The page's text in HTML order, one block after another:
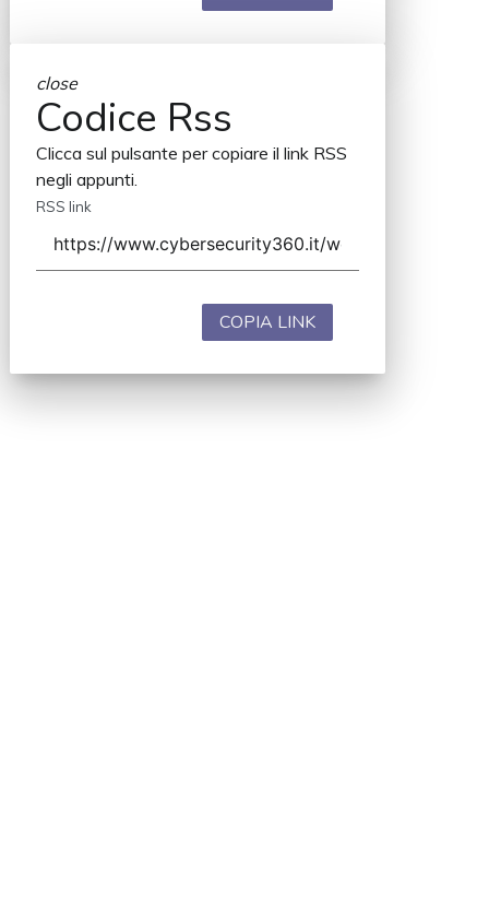
close
Codice Rss
Clicca sul pulsante per copiare il link RSS
negli appunti.
RSS link
COPIA LINK